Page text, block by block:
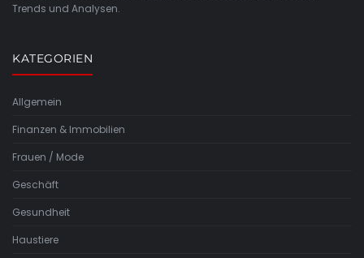
Trends und Analysen.
KATEGORIEN
Allgemein
Finanzen & Immobilien
Frauen / Mode
Geschäft
Gesundheit
Haustiere